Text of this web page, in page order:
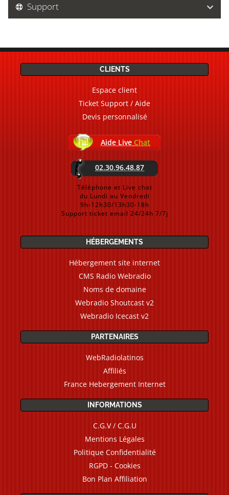
Support
CLIENTS
Espace client
Ticket Support / Aide
Devis personnalisé
Aide Live Chat
02.30.96.48.87
Téléphone et Live chat
du Lundi au Vendredi
9h-12h30/13h30-18h
Support ticket email 24/24h 7/7j
HÉBERGEMENTS
Hébergement site internet
CMS Radio Webradio
Noms de domaine
Webradio Shoutcast v2
Webradio Icecast v2
PARTENAIRES
WebRadiolatinos
Affiliés
France Hebergement Internet
INFORMATIONS
C.G.V / C.G.U
Mentions Légales
Politique Confidentialité
RGPD - Cookies
Bon Plan Affiliation